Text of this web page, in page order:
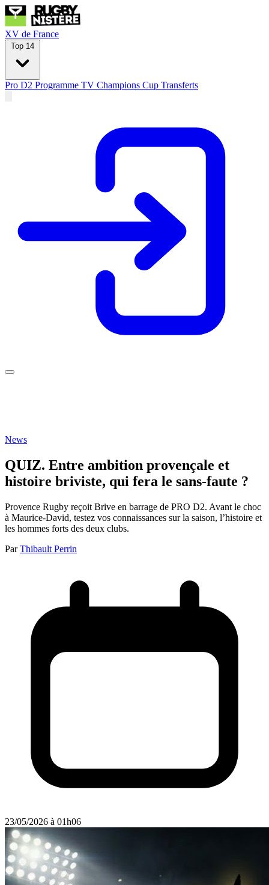
XV de France
Top 14
Pro D2 Programme TV Champions Cup Transferts
News
QUIZ. Entre ambition provençale et
histoire briviste, qui fera le sans-faute ?
Provence Rugby reçoit Brive en barrage de PRO D2. Avant le choc
à Maurice-David, testez vos connaissances sur la saison, l’histoire et
les hommes forts des deux clubs.
Par Thibault Perrin
23/05/2026 à 01h06